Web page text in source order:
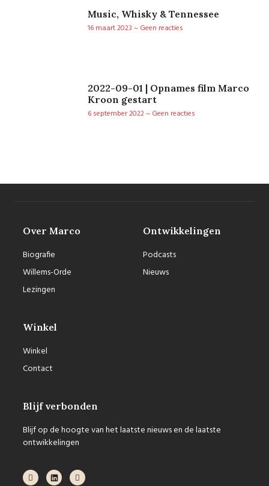
Music, Whisky & Tennessee
16 maart 2023
Geen reacties
2022-09-01 | Opnames film Marco
Kroon gestart
6 september 2022
Geen reacties
Over Marco
Biografie
Willems-Orde
Lezingen
Ontwikkelingen
Podcasts
Nieuws
Winkel
Winkel
Contact
Blijf verbonden
Blijf op de hoogte van het laatste nieuws en de laatste
ontwikkelingen